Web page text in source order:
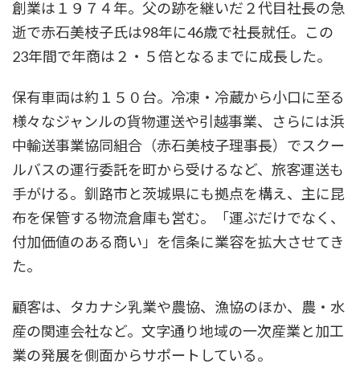
創業は１９７４年。父の跡を継いだ２代目社長の急
逝で赤石美枝子氏は98年に46歳で社長就任。この
23年間で年商は２・５倍となるまでに成長した。
保有車両は約１５０台。冷凍・冷蔵から小口に至る
様々なジャンルの貨物運送や引越事業、さらには浜
中輸送事業協同組合（赤石美枝子理事長）でスクー
ルバスの運行委託を町から受けるなど、旅客運送も
手がける。釧路市と茨城県にも拠点を構え、主に昆
布を保管する物流倉庫も営む。「運ぶだけでなく、
付加価値のある商い」を信条に業容を拡大させてき
た。
顧客は、タカナシ乳業や農協、漁協のほか、農・水
産の関連会社など。文字通り地域の一次産業と加工
業の発展を側面からサポートしている。